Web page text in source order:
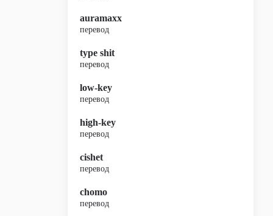
auramaxx
перевод
type shit
перевод
low-key
перевод
high-key
перевод
cishet
перевод
chomo
перевод